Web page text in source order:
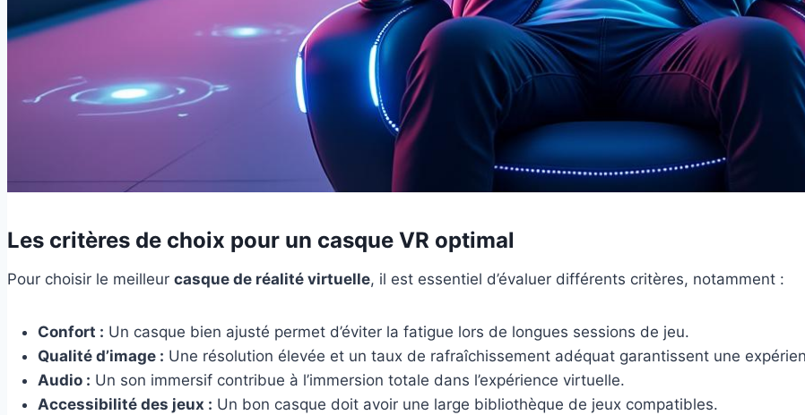
Les critères de choix pour un casque VR optimal
Pour choisir le meilleur casque de réalité virtuelle, il est essentiel d’évaluer différents critères, notamment :
Confort : Un casque bien ajusté permet d’éviter la fatigue lors de longues sessions de jeu.
Qualité d’image : Une résolution élevée et un taux de rafraîchissement adéquat garantissent une
Audio : Un son immersif contribue à l’immersion totale dans l’expérience virtuelle.
Accessibilité des jeux : Un bon casque doit avoir une large bibliothèque de jeux compatibles.